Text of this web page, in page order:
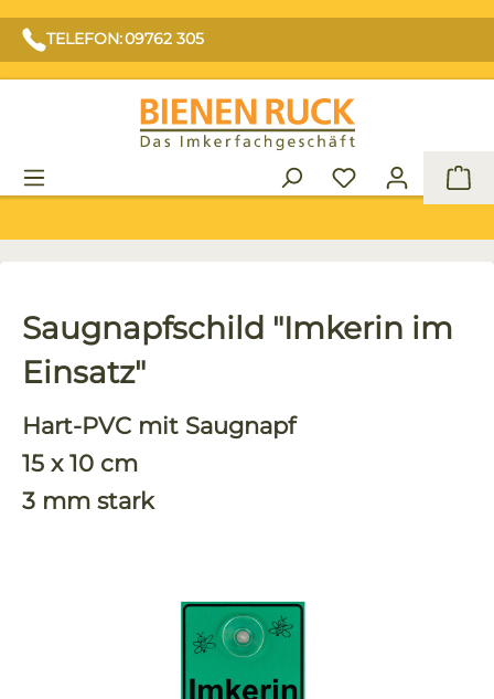
TELEFON: 09762 305
Saugnapfschild "Imkerin im
Einsatz"
Hart-PVC mit Saugnapf
15 x 10 cm
3 mm stark